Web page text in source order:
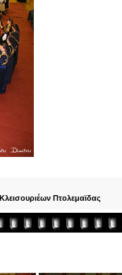
Πτολεμαϊδας